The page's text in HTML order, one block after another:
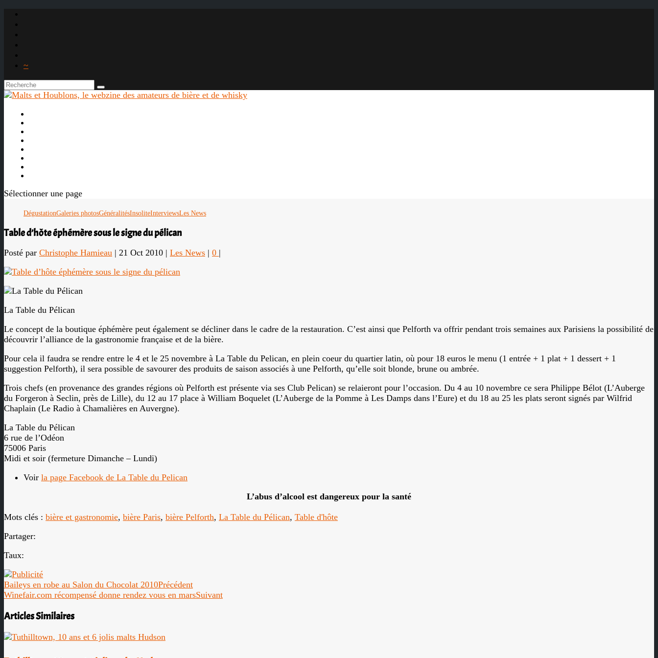
~
Sélectionner une page
DégustationGaleries photosGénéralitésInsoliteInterviewsLes News
Table d’hôte éphémère sous le signe du pélican
Posté par Christophe Hamieau | 21 Oct 2010 | Les News | 0 |
La Table du Pélican
Le concept de la boutique éphémère peut également se décliner dans le cadre de la restauration. C’est ainsi que Pelforth va offrir pendant trois semaines aux Parisiens la possibilité de
découvrir l’alliance de la gastronomie française et de la bière.
Pour cela il faudra se rendre entre le 4 et le 25 novembre à La Table du Pelican, en plein coeur du quartier latin, où pour 18 euros le menu (1 entrée + 1 plat + 1 dessert + 1
suggestion Pelforth), il sera possible de savourer des produits de saison associés à une Pelforth, qu’elle soit blonde, brune ou ambrée.
Trois chefs (en provenance des grandes régions où Pelforth est présente via ses Club Pelican) se relaieront pour l’occasion. Du 4 au 10 novembre ce sera Philippe Bélot (L’Auberge
du Forgeron à Seclin, près de Lille), du 12 au 17 place à William Boquelet (L’Auberge de la Pomme à Les Damps dans l’Eure) et du 18 au 25 les plats seront signés par Wilfrid
Chaplain (Le Radio à Chamalières en Auvergne).
La Table du Pélican
6 rue de l’Odéon
75006 Paris
Midi et soir (fermeture Dimanche – Lundi)
Voir la page Facebook de La Table du Pelican
L’abus d’alcool est dangereux pour la santé
Mots clés : bière et gastronomie, bière Paris, bière Pelforth, La Table du Pélican, Table d'hôte
Partager:
Taux:
Baileys en robe au Salon du Chocolat 2010Précédent
Winefair.com récompensé donne rendez vous en marsSuivant
Articles Similaires